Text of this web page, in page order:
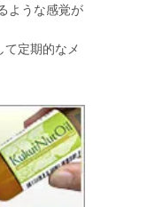
ような感覚が
定期的なメ